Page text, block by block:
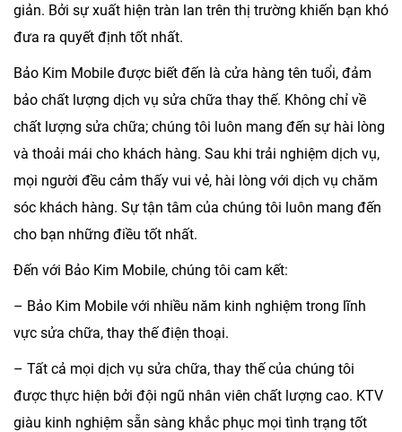
giản. Bởi sự xuất hiện tràn lan trên thị trường khiến bạn khó
đưa ra quyết định tốt nhất.
Bảo Kim Mobile được biết đến là cửa hàng tên tuổi, đảm
bảo chất lượng dịch vụ sửa chữa thay thế. Không chỉ về
chất lượng sửa chữa; chúng tôi luôn mang đến sự hài lòng
và thoải mái cho khách hàng. Sau khi trải nghiệm dịch vụ,
mọi người đều cảm thấy vui vẻ, hài lòng với dịch vụ chăm
sóc khách hàng. Sự tận tâm của chúng tôi luôn mang đến
cho bạn những điều tốt nhất.
Đến với Bảo Kim Mobile, chúng tôi cam kết:
– Bảo Kim Mobile với nhiều năm kinh nghiệm trong lĩnh
vực sửa chữa, thay thế điện thoại.
– Tất cả mọi dịch vụ sửa chữa, thay thế của chúng tôi
được thực hiện bởi đội ngũ nhân viên chất lượng cao. KTV
giàu kinh nghiệm sẵn sàng khắc phục mọi tình trạng tốt